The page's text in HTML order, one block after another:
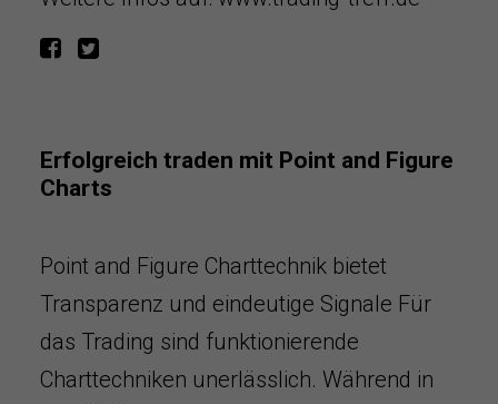
Erfolgreich traden mit Point and Figure
Charts
Point and Figure Charttechnik bietet
Transparenz und eindeutige Signale Für
das Trading sind funktionierende
Charttechniken unerlässlich. Während in